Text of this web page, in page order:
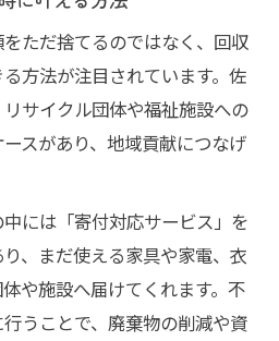
ただ捨てるのではなく、回収
方法が注目されています。佐
サイクル団体や福祉施設への
スがあり、地域貢献につなげ
には「寄付対応サービス」を
、まだ使える家具や家電、衣
や施設へ届けてくれます。不
うことで、廃棄物の削減や資